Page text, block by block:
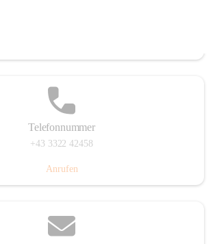
Telefonnummer
+43 3322 42458
Anrufen